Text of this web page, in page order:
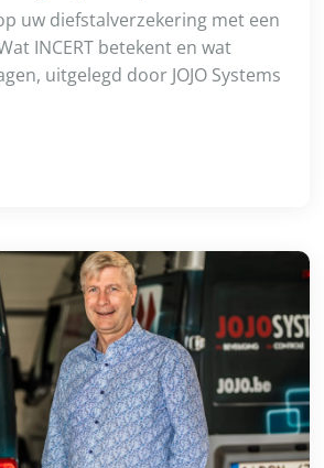
uw diefstalverzekering met een
INCERT betekent en wat
uitgelegd door JOJO Systems